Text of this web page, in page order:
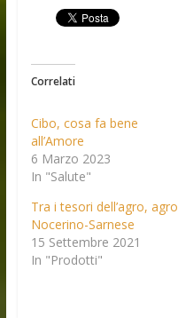
Correlati
Cibo, cosa fa bene
all’Amore
6 Marzo 2023
In "Salute"
Tra i tesori dell’agro, agro
Nocerino-Sarnese
15 Settembre 2021
In "Prodotti"